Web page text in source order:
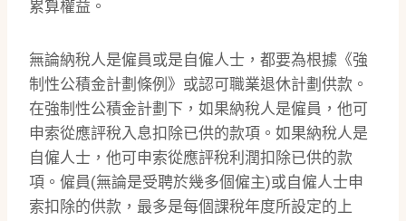
累算權益。
無論納稅人是僱員或是自僱人士，都要為根據《強
制性公積金計劃條例》或認可職業退休計劃供款。
在強制性公積金計劃下，如果納稅人是僱員，他可
申索從應評稅入息扣除已供的款項。如果納稅人是
自僱人士，他可申索從應評稅利潤扣除已供的款
項。僱員(無論是受聘於幾多個僱主)或自僱人士申
索扣除的供款，最多是每個課稅年度所設定的上